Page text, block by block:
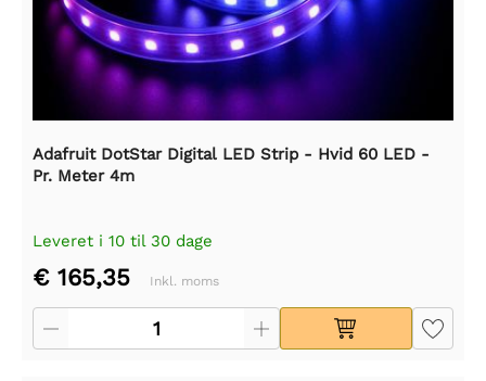
Adafruit DotStar Digital LED Strip - Hvid 60 LED -
Pr. Meter 4m
Leveret i 10 til 30 dage
€ 165,35 Inkl. moms